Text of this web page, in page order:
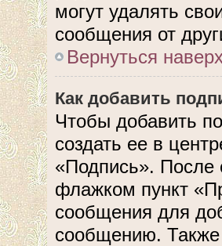
могут удалять
сообщения от
Вернуться
Как добавить
Чтобы добавить
создать ее в
«Подпись». После
флажком пункт
сообщения для
сообщению. Также